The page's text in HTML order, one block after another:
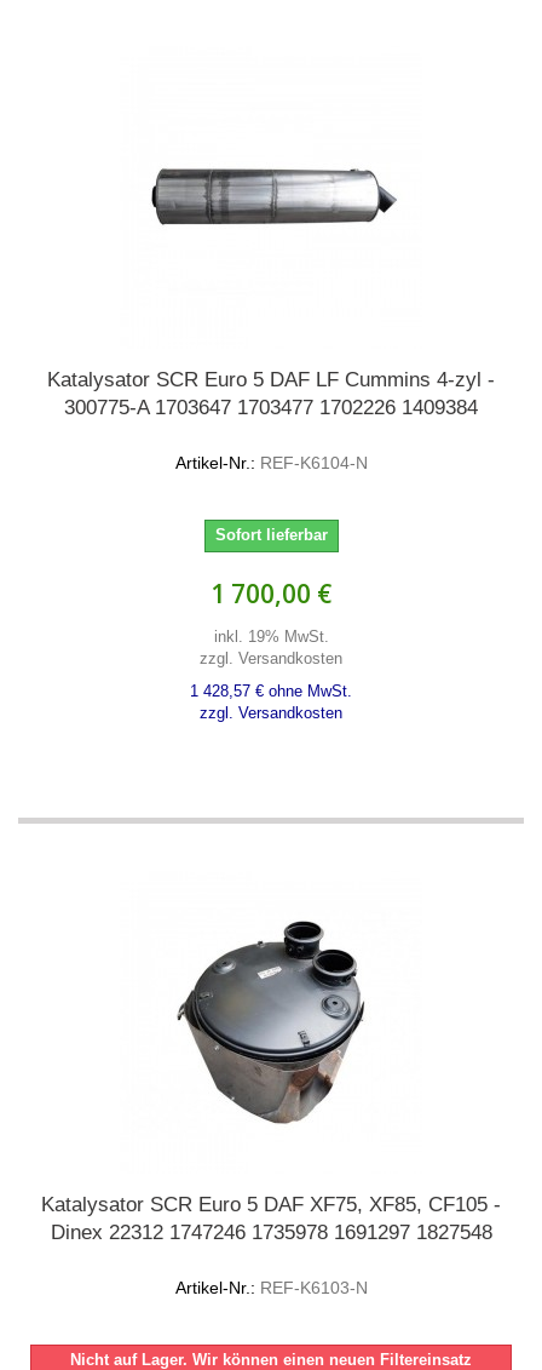
Katalysator SCR Euro 5 DAF LF Cummins 4-zyl -
300775-A 1703647 1703477 1702226 1409384
Artikel-Nr.: REF-K6104-N
Sofort lieferbar
1 700,00 €
inkl. 19% MwSt.
zzgl. Versandkosten
1 428,57 € ohne MwSt.
zzgl. Versandkosten
Katalysator SCR Euro 5 DAF XF75, XF85, CF105 -
Dinex 22312 1747246 1735978 1691297 1827548
Artikel-Nr.: REF-K6103-N
Nicht auf Lager. Wir können einen neuen Filtereinsatz